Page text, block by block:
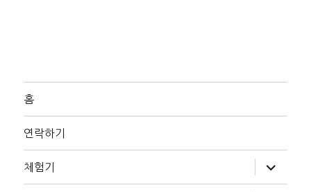
홈
연락하기
체험기
위
메